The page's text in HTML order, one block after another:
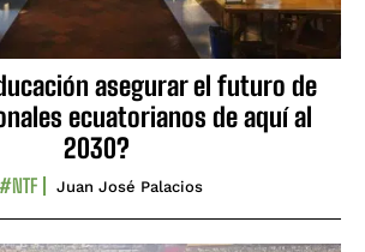
asegurar el futuro de
ecuatorianos de aquí al
2030?
#NTF Juan José Palacios